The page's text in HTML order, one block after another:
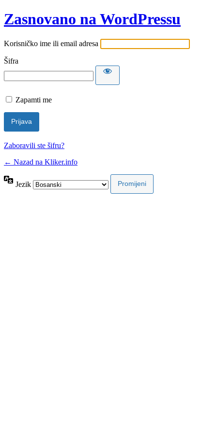
Zasnovano na WordPressu
Korisničko ime ili email adresa
Šifra
Zapamti me
Zaboravili ste šifru?
← Nazad na Kliker.info
Jezik